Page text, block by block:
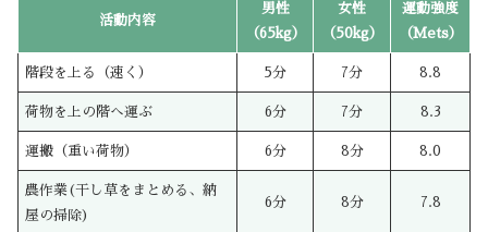
活動内容
男性
（65kg）
女性
（50kg）
運動強度
（Mets）
階段を上る（速く） 5分 7分 8.8
荷物を上の階へ運ぶ 6分 7分 8.3
運搬（重い荷物） 6分 8分 8.0
農作業(干し草をまとめる、納
屋の掃除)
6分 8分 7.8